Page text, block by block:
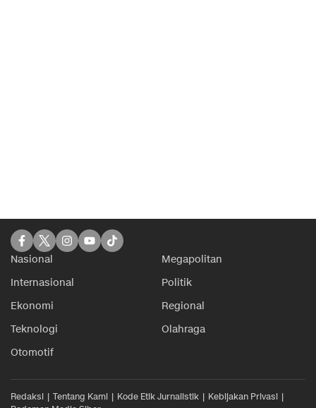
Nasional
Megapolitan
Internasional
Politik
Ekonomi
Regional
Teknologi
Olahraga
Otomotif
Redaksi Tentang Kami Kode Etik Jurnalistik
Kebijakan Privasi